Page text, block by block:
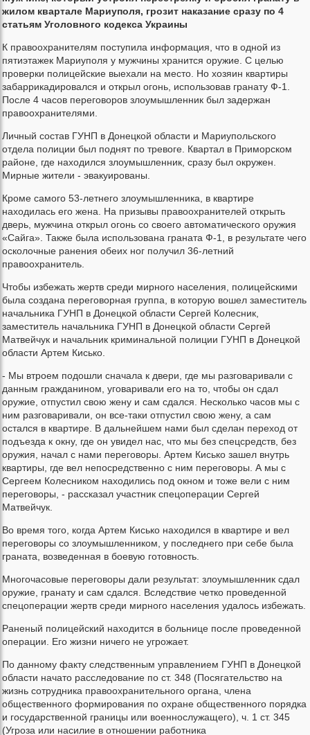
жилом квартале Мариуполя, грозит наказание сразу по 4
статьям Уголовного кодекса Украины
К правоохранителям поступила информация, что в одной из
пятиэтажек Мариуполя у мужчины хранится оружие. С целью
проверки полицейские выехали на место. Но хозяин квартиры
забаррикадировался и открыл огонь, использовав гранату Ф-1.
После 4 часов переговоров злоумышленник был задержан
правоохранителями.
Личный состав ГУНП в Донецкой области и Мариупольского
отдела полиции был поднят по тревоге. Квартал в Приморском
районе, где находился злоумышленник, сразу был окружен.
Мирные жители - эвакуированы.
Кроме самого 53-летнего злоумышленника, в квартире
находилась его жена. На призывы правоохранителей открыть
дверь, мужчина открыл огонь со своего автоматического оружия
«Сайга». Также была использована граната Ф-1, в результате чего
осколочные ранения обеих ног получил 36-летний
правоохранитель.
Чтобы избежать жертв среди мирного населения, полицейскими
была создана переговорная группа, в которую вошел заместитель
начальника ГУНП в Донецкой области Сергей Колесник,
заместитель начальника ГУНП в Донецкой области Сергей
Матвейчук и начальник криминальной полиции ГУНП в Донецкой
области Артем Кисько.
- Мы втроем подошли сначала к двери, где мы разговаривали с
данным гражданином, уговаривали его на то, чтобы он сдал
оружие, отпустил свою жену и сам сдался. Несколько часов мы с
ним разговаривали, он все-таки отпустил свою жену, а сам
остался в квартире. В дальнейшем нами был сделан переход от
подъезда к окну, где он увидел нас, что мы без спецсредств, без
оружия, начал с нами переговоры. Артем Кисько зашел внутрь
квартиры, где вел непосредственно с ним переговоры. А мы с
Сергеем Колесником находились под окном и тоже вели с ним
переговоры, - рассказал участник спецоперации Сергей
Матвейчук.
Во время того, когда Артем Кисько находился в квартире и вел
переговоры со злоумышленником, у последнего при себе была
граната, возведенная в боевую готовность.
Многочасовые переговоры дали результат: злоумышленник сдал
оружие, гранату и сам сдался. Вследствие четко проведенной
спецоперации жертв среди мирного населения удалось избежать.
Раненый полицейский находится в больнице после проведенной
операции. Его жизни ничего не угрожает.
По данному факту следственным управлением ГУНП в Донецкой
области начато расследование по ст. 348 (Посягательство на
жизнь сотрудника правоохранительного органа, члена
общественного формирования по охране общественного порядка
и государственной границы или военнослужащего), ч. 1 ст. 345
(Угроза или насилие в отношении работника